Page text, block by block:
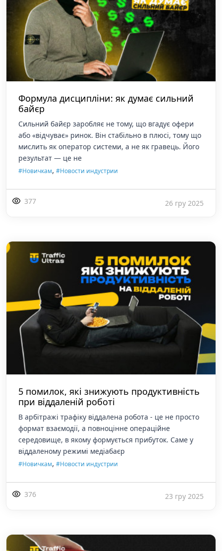
Формула дисципліни: як думає сильний
байєр
Сильний байєр заробляє не тому, що вгадує офери
або «відчуває» ринок. Він стабільно в плюсі, тому що
мислить як оператор системи, а не як гравець. Його
результат — це не
#Новичкам, #Новости индустрии
377 26 гру 2025
5 помилок, які знижують продуктивність
при віддаленій роботі
В арбітражі трафіку віддалена робота - це не просто
формат взаємодії, а повноцінне операційне
середовище, в якому формується прибуток. Саме у
віддаленому режимі медіабаєр
#Новичкам, #Новости индустрии
376 23 гру 2025